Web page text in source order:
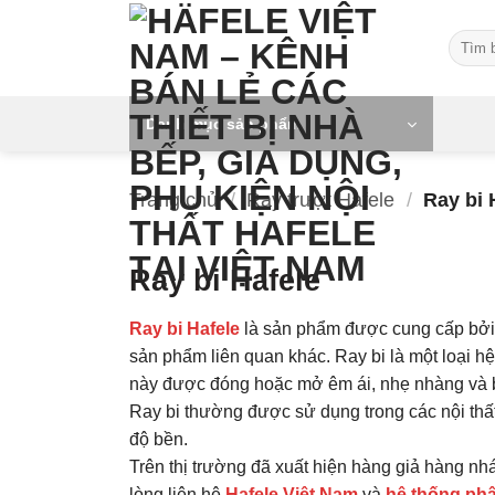
Tìm
kiếm:
Danh mục sản phẩm
Trang chủ / Ray trượt Hafele / Ray bi
Ray bi Hafele
Ray bi Hafele là sản phẩm được cung cấp
sản phẩm liên quan khác. Ray bi là một loại
này được đóng hoặc mở êm ái, nhẹ nhàng và
Ray bi thường được sử dụng trong các nội
độ bền.
Trên thị trường đã xuất hiện hàng giả hàng